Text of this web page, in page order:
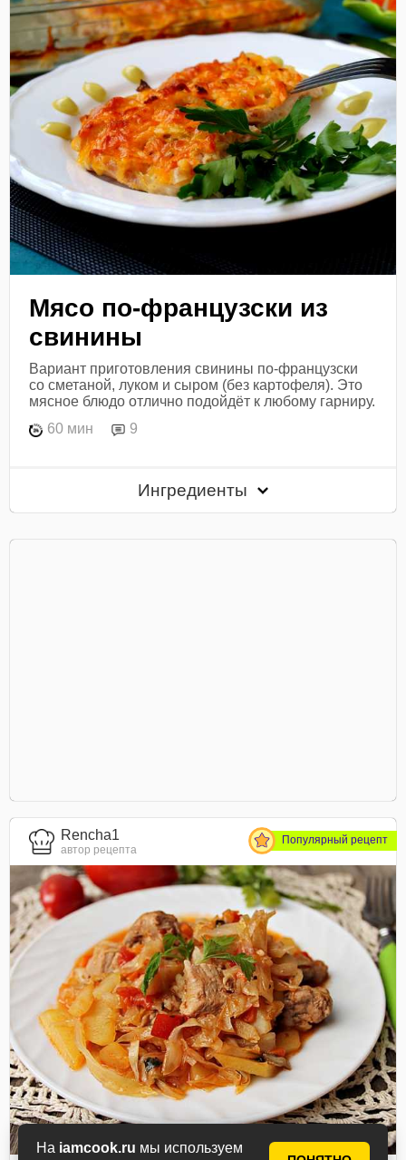
На iamcook.ru мы используем
Мясо по-французски из
свинины
Вариант приготовления свинины по-французски
со сметаной, луком и сыром (без картофеля). Это
мясное блюдо отлично подойдёт к любому гарниру.
60 мин
9
Ингредиенты
Rencha1
автор рецепта
Популярный рецепт